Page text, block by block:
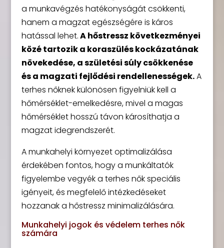
a munkavégzés hatékonyságát csökkenti,
hanem a magzat egészségére is káros
hatással lehet.A hőstressz következményei
közé tartozik a koraszülés kockázatának
növekedése, a születési súly csökkenése
és a magzati fejlődési rendellenességek.A
terhes nőknek különösen figyelniük kell a
hőmérséklet-emelkedésre, mivel a magas
hőmérséklet hosszú távon károsíthatja a
magzat idegrendszerét.
A munkahelyi környezet optimalizálása
érdekében fontos, hogy a munkáltatók
figyelembe vegyék a terhes nők speciális
igényeit, és megfelelő intézkedéseket
hozzanak a hőstressz minimalizálására.
Munkahelyi jogok és védelem terhes nők
számára